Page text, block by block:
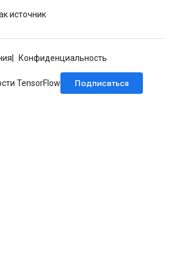
источник
Конфиденциальность
TensorFlow
Подписаться